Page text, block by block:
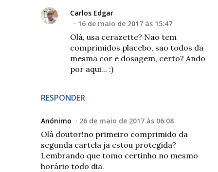
RESPONDER
Carlos Edgar
16 de maio de 2017 às 15:47
Olá, usa cerazette? Nao tem
comprimidos placebo, sao todos da
mesma cor e dosagem, certo? Ando
por aqui... :)
Anónimo 26 de maio de 2017 às 06:08
Olá doutor!no primeiro comprimido da
segunda cartela ja estou protegida?
Lembrando que tomo certinho no mesmo
horário todo dia.